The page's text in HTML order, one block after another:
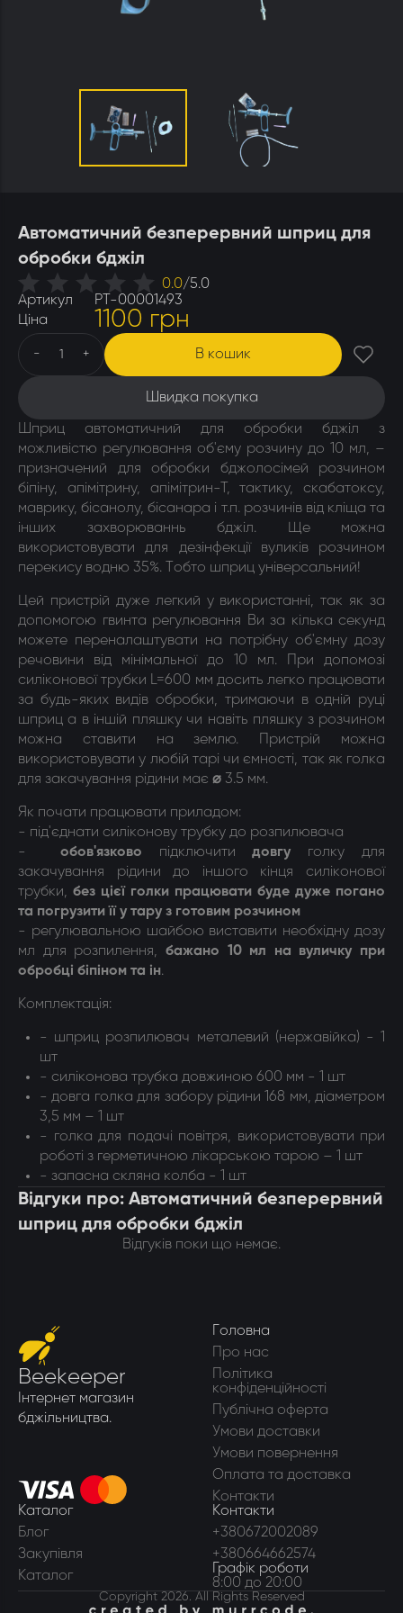
Утеплювачі і мати
Ящики бджолярські
Столи для розпечатування
Автоматичний безперервний шприц для
обробки бджіл
0.0/5.0
Артикул
РТ-00001493
Ціна
1100 грн
- + В кошик
Швидка покупка
Шприц автоматичний для обробки бджіл з
можливістю регулювання об'єму розчину до 10 мл, –
призначений для обробки бджолосімей розчином
біпіну, апімітрину, апімітрин-Т, тактику, скабатоксу,
маврику, бісанолу, бісанара і т.п. розчинів від кліща та
інших захворюваннь бджіл. Ще можна
використовувати для дезінфекції вуликів розчином
перекису водню 35%. Тобто шприц універсальний!
Цей пристрій дуже легкий у використанні, так як за
допомогою гвинта регулювання Ви за кілька секунд
можете переналаштувати на потрібну об'ємну дозу
речовини від мінімальної до 10 мл. При допомозі
силіконової трубки L=600 мм досить легко працювати
за будь-яких видів обробки, тримаючи в одній руці
шприц а в іншій пляшку чи навіть пляшку з розчином
можна ставити на землю. Пристрій можна
використовувати у любій тарі чи ємності, так як голка
для закачування рідини має ⌀ 3.5 мм.
Як почати працювати приладом:
- під'єднати силіконову трубку до розпилювача
- обов'язково підключитидовгу голку для
закачування рідини до іншого кінця силіконової
трубки, без цієї голки працювати буде дуже погано
та погрузити її у тару з готовим розчином
- регулювальною шайбою виставити необхідну дозу
мл для розпилення, бажано 10 мл на вуличку при
обробці біпіном та ін.
Комплектація:
- шприц розпилювач металевий (нержавійка) - 1
шт
- силіконова трубка довжиною 600 мм - 1 шт
- довга голка для забору рідини 168 мм, діаметром
3,5 мм – 1 шт
- голка для подачі повітря, використовувати при
роботі з герметичною лікарською тарою – 1 шт
- запасна скляна колба - 1 шт
Відгуки про: Автоматичний безперервний
шприц для обробки бджіл
Відгуків поки що немає.
Beekeeper
Інтернет магазин
бджільництва.
Головна
Про нас
Політика
конфіденційності
Публічна оферта
Умови доставки
Умови повернення
Оплата та доставка
Контакти
Каталог
Блог
Закупівля
Каталог
Контакти
+380672002089
+380664662574
Графік роботи
8:00 до 20:00
Copyright 2026. All Rights Reserved